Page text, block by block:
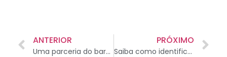
ANTERIOR
Uma parceria do barulho: ONG se une à banda de rock para incentivar a adoção de cães adultos
PRÓXIMO
Saiba como identificar se seu pet está acima do peso